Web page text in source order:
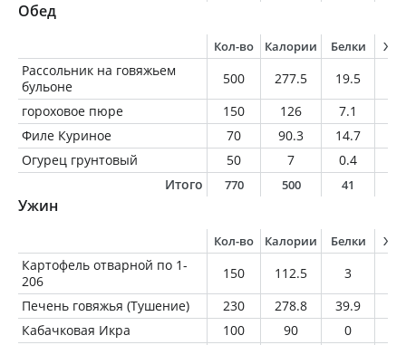
Обед
Кол-во Калории Белки
Рассольник на говяжьем
бульоне
500 277.5 19.5
гороховое пюре
150 126 7.1
Филе Куриное
70 90.3 14.7
Огурец грунтовый
50 7 0.4
Итого
770 500 41
Ужин
Кол-во Калории Белки
Картофель отварной по 1-
206
150 112.5 3
Печень говяжья (Тушение)
230 278.8 39.9
Кабачковая Икра
100 90 0